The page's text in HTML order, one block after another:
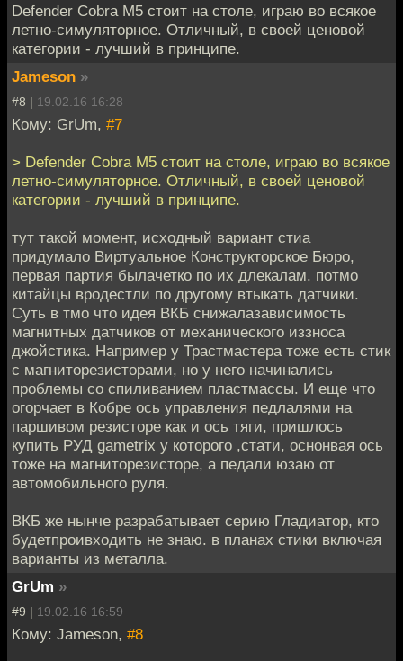
Defender Cobra M5 стоит на столе, играю во всякое
летно-симуляторное. Отличный, в своей ценовой
категории - лучший в принципе.
Jameson »
#8 | 19.02.16 16:28
Кому: GrUm, #7
> Defender Cobra M5 стоит на столе, играю во всякое
летно-симуляторное. Отличный, в своей ценовой
категории - лучший в принципе.
тут такой момент, исходный вариант стиа
придумало Виртуальное Конструкторское Бюро,
первая партия былачетко по их длекалам. потмо
китайцы вродестли по другому втыкать датчики.
Суть в тмо что идея ВКБ снижалазависимость
магнитных датчиков от механического иззноса
джойстика. Например у Трастмастера тоже есть стик
с магниторезисторами, но у него начинались
проблемы со спиливанием пластмассы. И еще что
огорчает в Кобре ось управления педлалями на
паршивом резисторе как и ось тяги, пришлось
купить РУД gametrix у которого ,стати, оснонвая ось
тоже на магниторезисторе, а педали юзаю от
автомобильного руля.
ВКБ же нынче разрабатывает серию Гладиатор, кто
будетпроивходить не знаю. в планах стики включая
варианты из металла.
GrUm »
#9 | 19.02.16 16:59
Кому: Jameson, #8